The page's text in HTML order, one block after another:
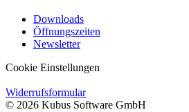
Downloads
Öffnungszeiten
Newsletter
Cookie Einstellungen
Widerrufsformular
© 2026 Kubus Software GmbH